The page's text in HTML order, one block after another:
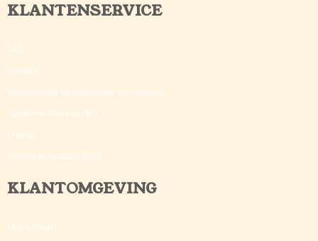
KLANTENSERVICE
FAQ
Contact
Voorwaarden en bepalingen voor gebruik
Algemene voorwaarden
Credits
©toolsvandecoach 2020
KLANTOMGEVING
Mijn account